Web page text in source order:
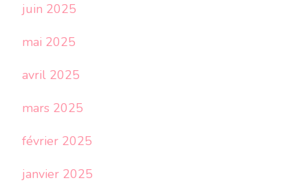
juin 2025
mai 2025
avril 2025
mars 2025
février 2025
janvier 2025